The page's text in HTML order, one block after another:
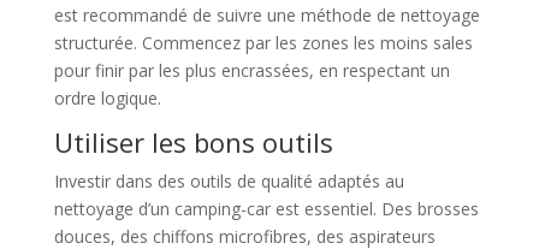
est recommandé de suivre une méthode de nettoyage
structurée. Commencez par les zones les moins sales
pour finir par les plus encrassées, en respectant un
ordre logique.
Utiliser les bons outils
Investir dans des outils de qualité adaptés au
nettoyage d’un camping-car est essentiel. Des brosses
douces, des chiffons microfibres, des aspirateurs